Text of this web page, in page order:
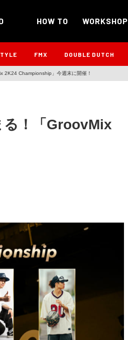
HOW TO WORKSHOP
FMX DOUBLE DUTCH
2K24 Championship」今週末に開催！
る！「GroovMix